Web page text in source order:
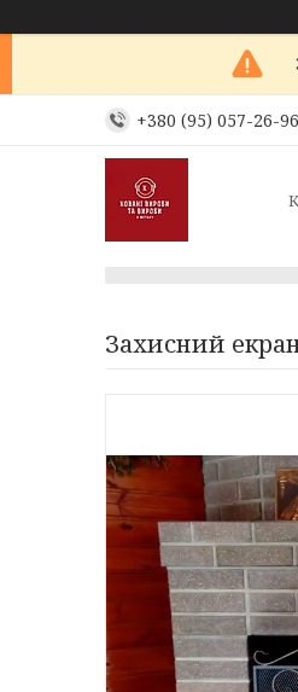
+380 (95) 057-26-96
Захисний